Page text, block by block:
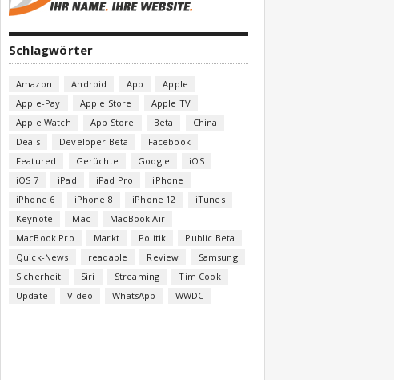
Schlagwörter
Amazon Android App
Apple
Apple-Pay
Apple Store
Apple TV
Apple Watch
App Store Beta
China
Deals
Developer Beta
Facebook
Featured
Gerüchte Google
iOS
iOS 7
iPad iPad Pro
iPhone
iPhone 6
iPhone 8 iPhone 12
iTunes
Keynote
Mac
MacBook Air
MacBook Pro
Markt Politik
Public Beta
Quick-News
readable Review
Samsung
Sicherheit
Siri Streaming
Tim Cook
Update
Video WhatsApp WWDC